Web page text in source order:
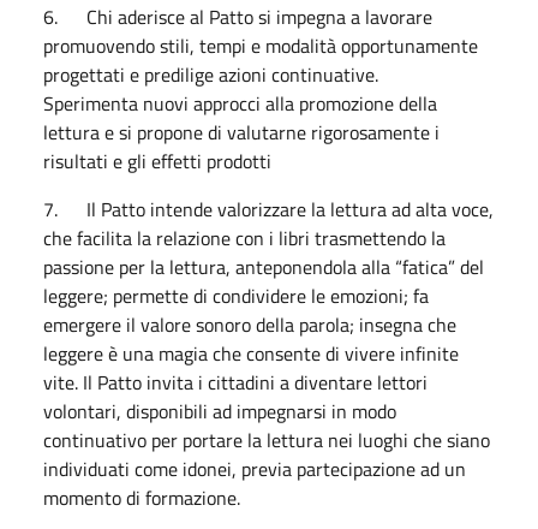
6. Chi aderisce al Patto si impegna a lavorare
promuovendo stili, tempi e modalità opportunamente
progettati e predilige azioni continuative.
Sperimenta nuovi approcci alla promozione della
lettura e si propone di valutarne rigorosamente i
risultati e gli effetti prodotti
7. Il Patto intende valorizzare la lettura ad alta voce,
che facilita la relazione con i libri trasmettendo la
passione per la lettura, anteponendola alla “fatica” del
leggere; permette di condividere le emozioni; fa
emergere il valore sonoro della parola; insegna che
leggere è una magia che consente di vivere infinite
vite. Il Patto invita i cittadini a diventare lettori
volontari, disponibili ad impegnarsi in modo
continuativo per portare la lettura nei luoghi che siano
individuati come idonei, previa partecipazione ad un
momento di formazione.